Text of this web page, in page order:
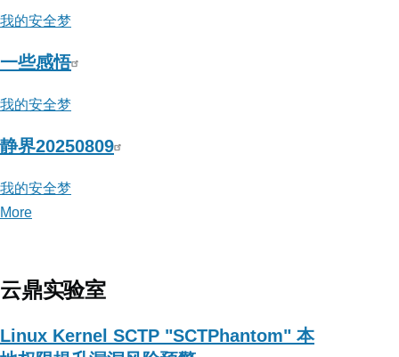
逆
分
析
我的安全梦
一些感悟
我的安全梦
静界20250809
我的安全梦
More
的
全
云鼎实验室
Linux Kernel SCTP "SCTPhantom" 本